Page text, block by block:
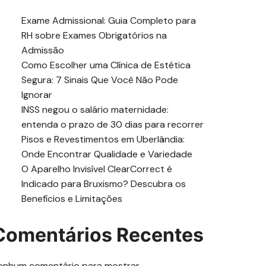
Exame Admissional: Guia Completo para
RH sobre Exames Obrigatórios na
Admissão
Como Escolher uma Clínica de Estética
Segura: 7 Sinais Que Você Não Pode
Ignorar
INSS negou o salário maternidade:
entenda o prazo de 30 dias para recorrer
Pisos e Revestimentos em Uberlândia:
Onde Encontrar Qualidade e Variedade
O Aparelho Invisível ClearCorrect é
Indicado para Bruxismo? Descubra os
Benefícios e Limitações
Recentes